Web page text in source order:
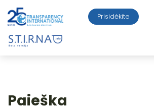
Prisidėkite
Paieška